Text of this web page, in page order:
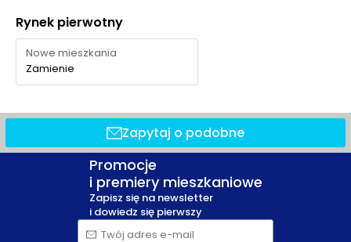
Rynek pierwotny
Nowe mieszkania
Zamienie
Zapytaj o podobne
Promocje
i premiery mieszkaniowe
Zapisz się na newsletter
i dowiedz się pierwszy
Twój adres e-mail